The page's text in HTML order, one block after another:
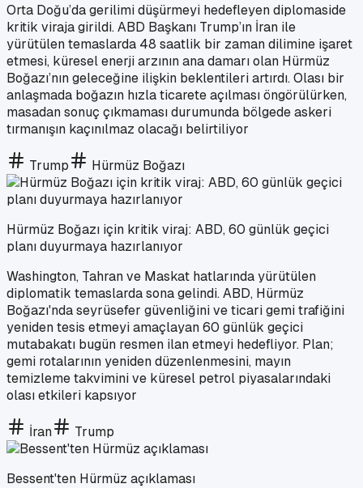
Orta Doğu’da gerilimi düşürmeyi hedefleyen diplomaside
kritik viraja girildi. ABD Başkanı Trump’ın İran ile
yürütülen temaslarda 48 saatlik bir zaman dilimine işaret
etmesi, küresel enerji arzının ana damarı olan Hürmüz
Boğazı’nın geleceğine ilişkin beklentileri artırdı. Olası bir
anlaşmada boğazın hızla ticarete açılması öngörülürken,
masadan sonuç çıkmaması durumunda bölgede askeri
tırmanışın kaçınılmaz olacağı belirtiliyor
Trump Hürmüz Boğazı
Hürmüz Boğazı için kritik viraj: ABD, 60 günlük geçici
planı duyurmaya hazırlanıyor
Washington, Tahran ve Maskat hatlarında yürütülen
diplomatik temaslarda sona gelindi. ABD, Hürmüz
Boğazı'nda seyrüsefer güvenliğini ve ticari gemi trafiğini
yeniden tesis etmeyi amaçlayan 60 günlük geçici
mutabakatı bugün resmen ilan etmeyi hedefliyor. Plan;
gemi rotalarının yeniden düzenlenmesini, mayın
temizleme takvimini ve küresel petrol piyasalarındaki
olası etkileri kapsıyor
İran Trump
Bessent'ten Hürmüz açıklaması